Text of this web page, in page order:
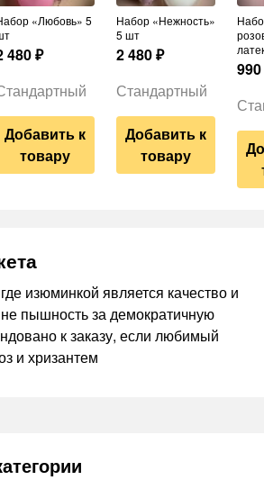
5
480₽
Добавить к
товару
Набор «Нежность»
5 шт
2 480₽
Стандартный
Добавить к
товару
Набор из 3
990
изюминкой является качество и
не пышность за демократичную
к заказу, если любимый
и хризантем